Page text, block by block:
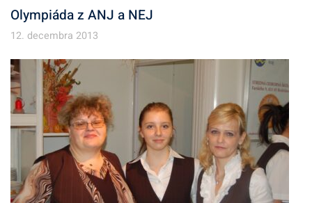
Olympiáda z ANJ a NEJ
12. decembra 2013